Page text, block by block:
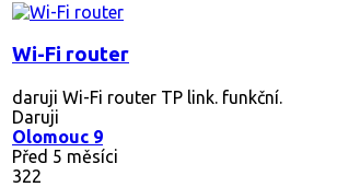
Wi-Fi router
daruji Wi-Fi router TP link. funkční.
Daruji
Olomouc 9
Před 5 měsíci
322